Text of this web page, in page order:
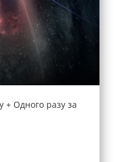
+ Одного разу за